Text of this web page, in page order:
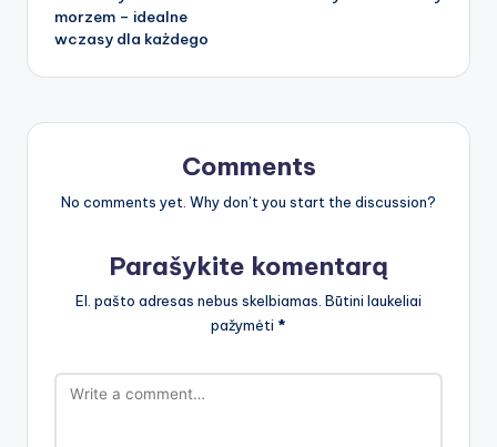
morzem – idealne
wczasy dla każdego
Comments
No comments yet. Why don’t you start the discussion?
Parašykite komentarą
El. pašto adresas nebus skelbiamas. Būtini laukeliai
pažymėti *